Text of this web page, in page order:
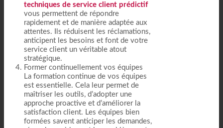
techniques de service client prédictif
vous permettent de répondre
rapidement et de manière adaptée aux
attentes. Ils réduisent les réclamations,
anticipent les besoins et font de votre
service client un véritable atout
stratégique.
Former continuellement vos équipes
La formation continue de vos équipes
est essentielle. Cela leur permet de
maîtriser les outils, d’adopter une
approche proactive et d’améliorer la
satisfaction client. Les équipes bien
formées savent anticiper les demandes,